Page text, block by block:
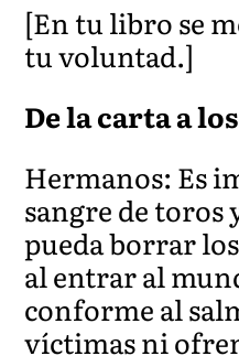
[En tu libro se
tu voluntad.]
De la carta a
Hermanos: Es
sangre de toros
pueda borrar
al entrar al
conforme al
víctimas ni